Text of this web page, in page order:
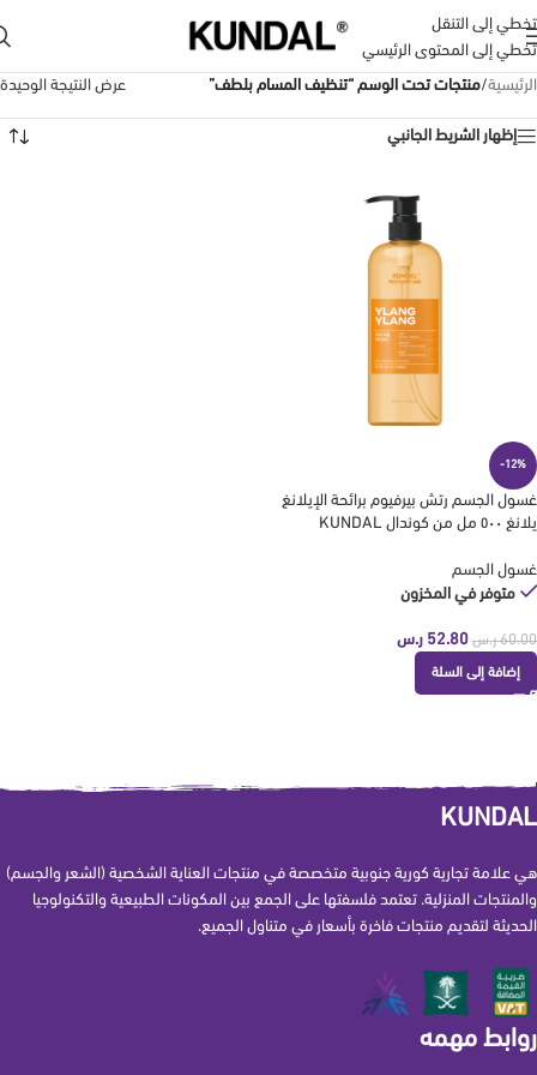
تخطي إلى التنقل
تخطي إلى المحتوى الرئيسي
الرئيسية/منتجات تحت الوسم “تنظيف المسام بلطف” عرض النتيجة الوحيدة
إظهار الشريط الجانبي
-12%
غسول الجسم رتش بيرفيوم برائحة الإيلانغ
يلانغ ٥٠٠ مل من كوندال KUNDAL
غسول الجسم
متوفر في المخزون
60.00 ر.س 52.80 ر.س
إضافة إلى السلة
KUNDAL
هي علامة تجارية كورية جنوبية متخصصة في منتجات العناية الشخصية (الشعر والجسم)
والمنتجات المنزلية. تعتمد فلسفتها على الجمع بين المكونات الطبيعية والتكنولوجيا
الحديثة لتقديم منتجات فاخرة بأسعار في متناول الجميع.
روابط مهمه